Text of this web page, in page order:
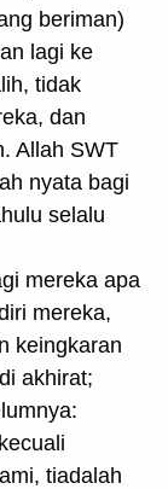
beriman)
lagi ke
tidak
dan
Allah SWT
nyata bagi
selalu
mereka apa
mereka,
keingkaran
akhirat;
tiadalah